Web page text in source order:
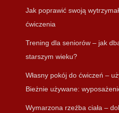
Jak poprawić swoją
ćwiczenia
Trening dla seniorów – jak
starszym wieku?
Własny pokój do ćwiczeń –
Bieżnie używane:
Wymarzona rzeźba ciała –